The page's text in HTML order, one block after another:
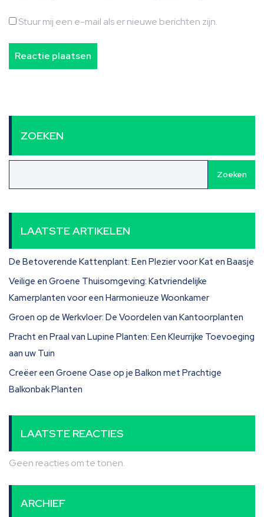
Stuur mij een e-mail als er nieuwe berichten zijn.
ZOEKEN
Zoeken
LAATSTE ARTIKELEN
De Betoverende Kattenplant: Een Plezier voor Kat en Baasje
Veilige en Groene Thuisomgeving: Katvriendelijke
Kamerplanten voor een Harmonieuze Woonkamer
Groen op de Werkvloer: De Voordelen van Kantoorplanten
Pracht en Praal van Lupine Planten: Een Kleurrijke Toevoeging
aan uw Tuin
Creëer een Groene Oase op je Balkon met Prachtige
Balkonbak Planten
LAATSTE REACTIES
Geen reacties om te tonen.
ARCHIEF